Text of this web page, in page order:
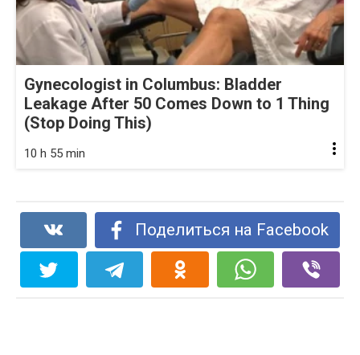
Gynecologist in Columbus: Bladder
Leakage After 50 Comes Down to 1 Thing
(Stop Doing This)
10 h 55 min
Поделиться на Facebook